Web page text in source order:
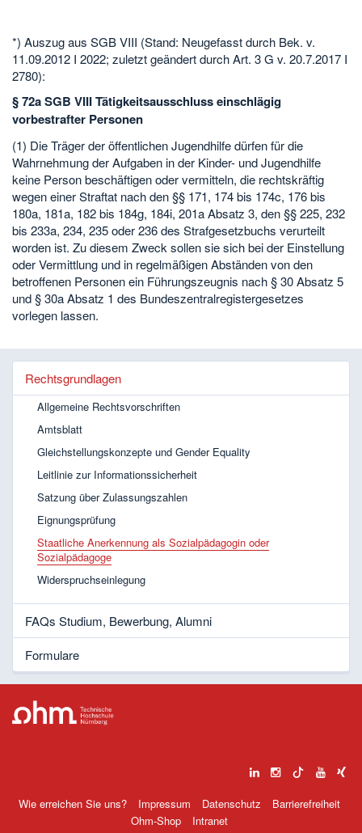
*) Auszug aus SGB VIII (Stand: Neugefasst durch Bek. v.
11.09.2012 I 2022; zuletzt geändert durch Art. 3 G v. 20.7.2017 I
2780):
§ 72a SGB VIII Tätigkeitsausschluss einschlägig
vorbestrafter Personen
(1) Die Träger der öffentlichen Jugendhilfe dürfen für die
Wahrnehmung der Aufgaben in der Kinder- und Jugendhilfe
keine Person beschäftigen oder vermitteln, die rechtskräftig
wegen einer Straftat nach den §§ 171, 174 bis 174c, 176 bis
180a, 181a, 182 bis 184g, 184i, 201a Absatz 3, den §§ 225, 232
bis 233a, 234, 235 oder 236 des Strafgesetzbuchs verurteilt
worden ist. Zu diesem Zweck sollen sie sich bei der Einstellung
oder Vermittlung und in regelmäßigen Abständen von den
betroffenen Personen ein Führungszeugnis nach § 30 Absatz 5
und § 30a Absatz 1 des Bundeszentralregistergesetzes
vorlegen lassen.
Rechtsgrundlagen
Allgemeine Rechtsvorschriften
Amtsblatt
Gleichstellungskonzepte und Gender Equality
Leitlinie zur Informationssicherheit
Satzung über Zulassungszahlen
Eignungsprüfung
Staatliche Anerkennung als Sozialpädagogin oder
Sozialpädagoge
Widerspruchseinlegung
FAQs Studium, Bewerbung, Alumni
Formulare
Wie erreichen Sie uns? Impressum Datenschutz
Barrierefreiheit
Ohm-Shop
Intranet